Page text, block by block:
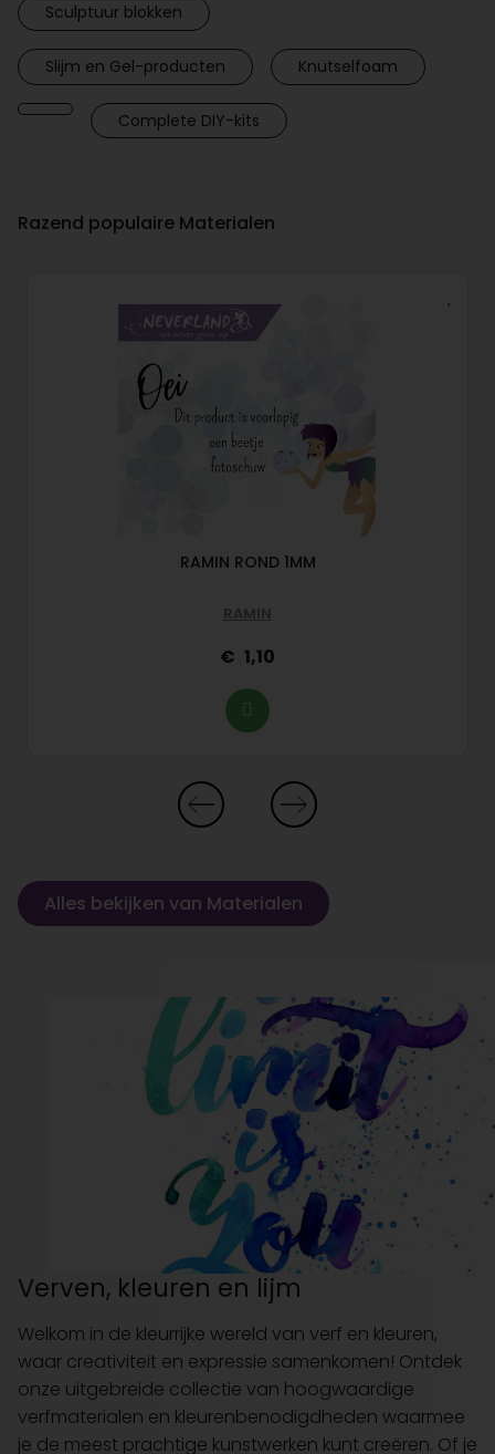
Sculptuur blokken
Slijm en Gel-producten Knutselfoam
Complete DIY-kits
Razend populaire Materialen
RAMIN ROND 1MM
RAMIN
1,10
Alles bekijken van Materialen
Verven, kleuren en lijm
Welkom in de kleurrijke wereld van verf en kleuren,
waar creativiteit en expressie samenkomen! Ontdek
onze uitgebreide collectie van hoogwaardige
verfmaterialen en kleurenbenodigdheden waarmee
je de meest prachtige kunstwerken kunt creëren. Of je